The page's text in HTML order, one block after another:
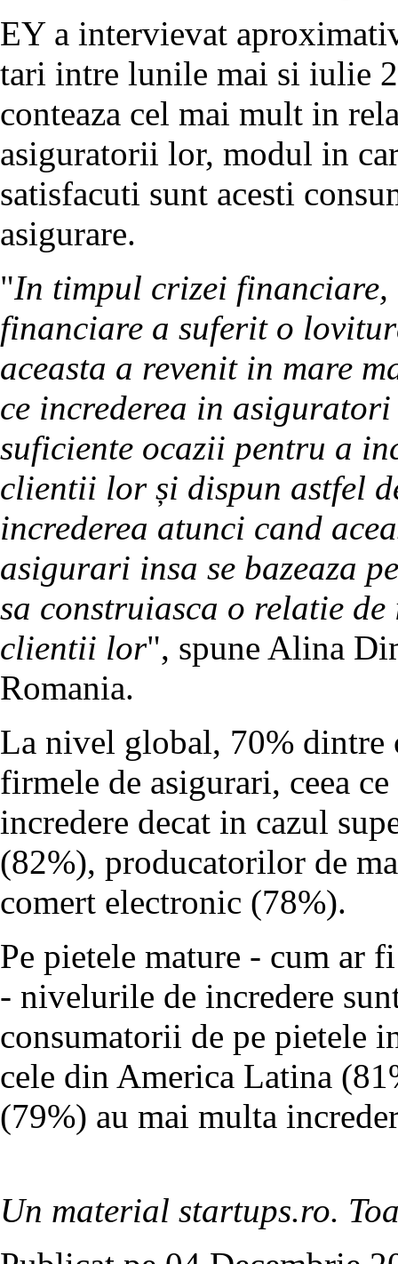
EY a intervievat
tari intre lunile mai si iulie
conteaza cel mai mult in
asiguratorii lor, modul in
satisfacuti sunt acesti
asigurare.
"In timpul crizei
financiare a suferit o
aceasta a revenit in mare
ce increderea in
suficiente ocazii pentru a
clientii lor și dispun astfel
increderea atunci cand
asigurari insa se bazeaza
sa construiasca o relatie
clientii lor", spune Alina
Romania.
La nivel global, 70% dintre
firmele de asigurari, ceea
incredere decat in cazul
(82%), producatorilor de
comert electronic (78%).
Pe pietele mature - cum ar
- nivelurile de incredere
consumatorii de pe pietele
cele din America Latina
(79%) au mai multa
Un material startups.ro.